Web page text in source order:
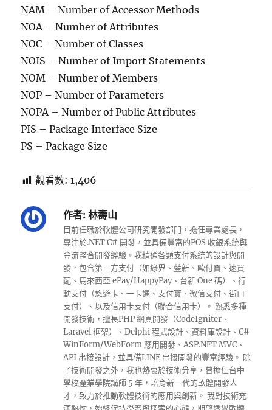
NAM – Number of Accessor Methods
NOA – Number of Attributes
NOC – Number of Classes
NOIS – Number of Import Statements
NOM – Number of Members
NOP – Number of Parameters
NOPA – Number of Public Attributes
PIS – Package Interface Size
PS – Package Size
觀看數: 1,406
作者: 林壽山
目前任職於軟體公司研究開發部門，擔任專業處長，
專注於.NET C# 開發，並具備豐富的POS 收銀系統與
金流整合開發經驗。我精通各類支付系統的設計與開
發，包含第三方支付（如綠界、藍新、歐付寶、速買
配、馬來西亞 ePay/HappyPay、台新 One 碼）、行
動支付（悠遊卡、一卡通、支付寶、微信支付、街口
支付）、以及信用卡支付（聯合信用卡）。 熟悉多種
開發技術，擅長PHP 網頁開發（CodeIgniter、
Laravel 框架）、Delphi 程式設計、資料庫設計、C#
WinForm/WebForm 應用開發、ASP.NET MVC、
API 串接設計，並具備LINE 串接開發的豐富經驗。 除
了技術開發之外，我也熱衷於技術分享，曾擔任台中
學校產業學院講師 5 年，培育新一代的軟體開發人
才，致力於推動軟體技術的應用與創新。 我對技術充